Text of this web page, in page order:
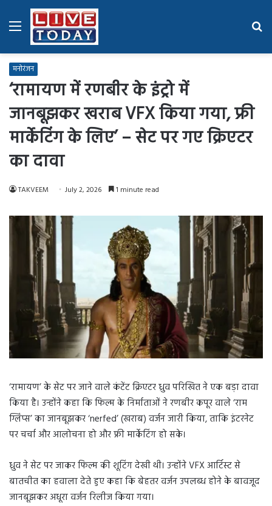
Menu
मनोरंजन
‘रामायण में रणबीर के इंट्रो में
जानबूझकर खराब VFX किया गया, फ्री
मार्केटिंग के लिए’ – सेट पर गए क्रिएटर
का दावा
TAKVEEM July 2, 2026 1 minute read
‘रामायण’ के सेट पर जाने वाले कंटेंट क्रिएटर ध्रुव परिखित ने एक बड़ा दावा
किया है। उन्होंने कहा कि फिल्म के निर्माताओं ने रणबीर कपूर वाले ‘राम
ग्लिंप्स’ का जानबूझकर ‘nerfed’ (खराब) वर्जन जारी किया, ताकि इंटरनेट
पर चर्चा और आलोचना हो और फ्री मार्केटिंग हो सके।
ध्रुव ने सेट पर जाकर फिल्म की शूटिंग देखी थी। उन्होंने VFX आर्टिस्ट से
बातचीत का हवाला देते हुए कहा कि बेहतर वर्जन उपलब्ध होने के बावजूद
जानबूझकर अधूरा वर्जन रिलीज किया गया।